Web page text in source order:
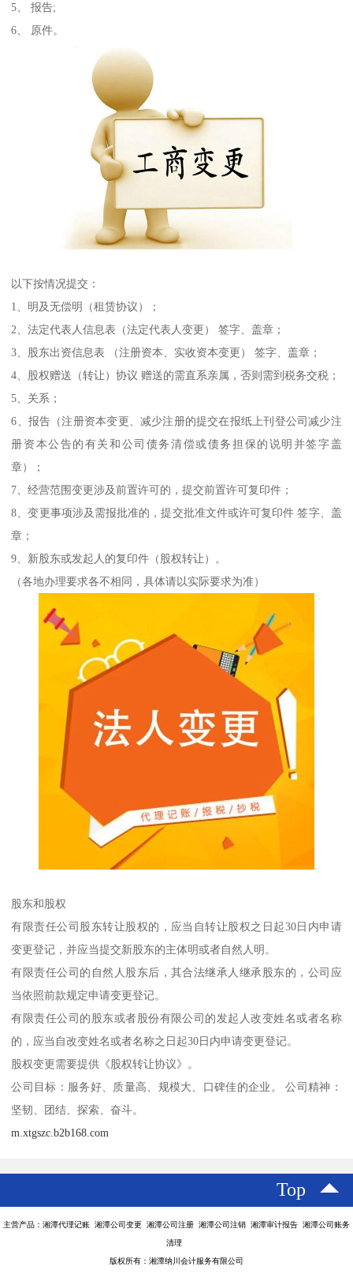
5、 报告;
6、 原件。
以下按情况提交：
1、明及无偿明（租赁协议）；
2、法定代表人信息表（法定代表人变更） 签字、盖章；
3、股东出资信息表 （注册资本、实收资本变更） 签字、盖章；
4、股权赠送（转让）协议 赠送的需直系亲属，否则需到税务交税；
5、关系；
6、报告（注册资本变更、减少注册的提交在报纸上刊登公司减少注
册资本公告的有关和公司债务清偿或债务担保的说明并签字盖
章）；
7、经营范围变更涉及前置许可的，提交前置许可复印件；
8、变更事项涉及需报批准的，提交批准文件或许可复印件 签字、盖
章；
9、新股东或发起人的复印件（股权转让）。
（各地办理要求各不相同，具体请以实际要求为准）
股东和股权
有限责任公司股东转让股权的，应当自转让股权之日起30日内申请
变更登记，并应当提交新股东的主体明或者自然人明。
有限责任公司的自然人股东后，其合法继承人继承股东的，公司应
当依照前款规定申请变更登记。
有限责任公司的股东或者股份有限公司的发起人改变姓名或者名称
的，应当自改变姓名或者名称之日起30日内申请变更登记。
股权变更需要提供《股权转让协议》。
公司目标：服务好、质量高、规模大、口碑佳的企业。 公司精神：
坚韧、团结、探索、奋斗。
m.xtgszc.b2b168.com
Top
主营产品：湘潭代理记账 湘潭公司变更 湘潭公司注册 湘潭公司注销 湘潭审计报告 湘潭公司账务
清理
版权所有：湘潭纳川会计服务有限公司